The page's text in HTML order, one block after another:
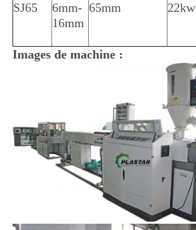
SJ65
6mm-
16mm
65mm 22kw
Images de machine :